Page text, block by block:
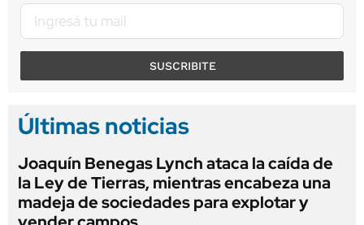
SUSCRIBITE
Últimas noticias
Joaquín Benegas Lynch ataca la caída de
la Ley de Tierras, mientras encabeza una
madeja de sociedades para explotar y